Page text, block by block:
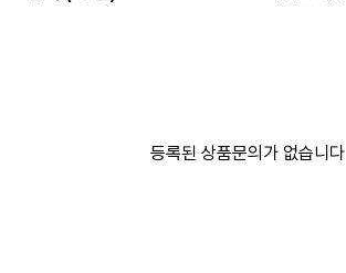
등록된 상품문의가 없습니다